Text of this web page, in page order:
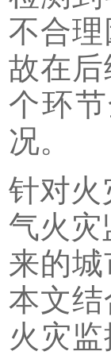
不合
故在
个环
况。
针对火
气火灾
来的
本文
火灾